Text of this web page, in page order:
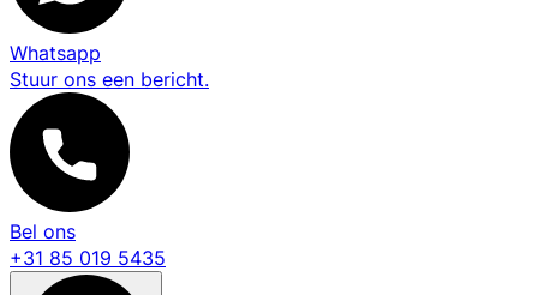
Whatsapp
Stuur ons een bericht.
Bel ons
+31 85 019 5435